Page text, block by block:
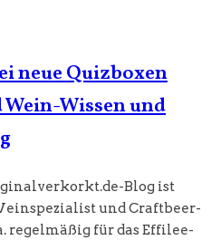
neue Quizboxen
Wissen und
Blog ist
und Craftbeer-
regelmäßig für das Effilee-